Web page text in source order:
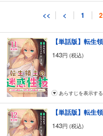
<< < 1 2
143円 (税込)
あらすじを表示する
143円 (税込)